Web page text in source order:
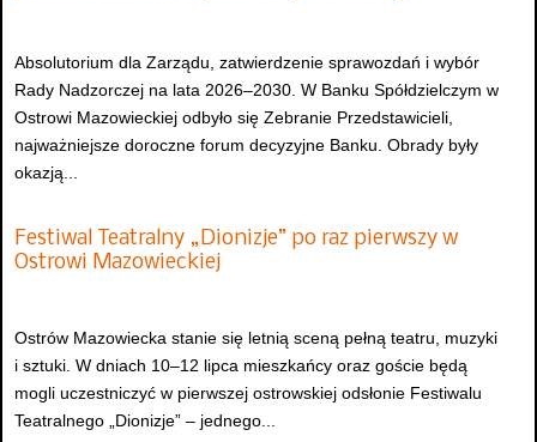
Absolutorium dla Zarządu, zatwierdzenie sprawozdań i wybór
Rady Nadzorczej na lata 2026–2030. W Banku Spółdzielczym w
Ostrowi Mazowieckiej odbyło się Zebranie Przedstawicieli,
najważniejsze doroczne forum decyzyjne Banku. Obrady były
okazją...
Festiwal Teatralny „Dionizje” po raz pierwszy w
Ostrowi Mazowieckiej
Ostrów Mazowiecka stanie się letnią sceną pełną teatru, muzyki
i sztuki. W dniach 10–12 lipca mieszkańcy oraz goście będą
mogli uczestniczyć w pierwszej ostrowskiej odsłonie Festiwalu
Teatralnego „Dionizje” – jednego...